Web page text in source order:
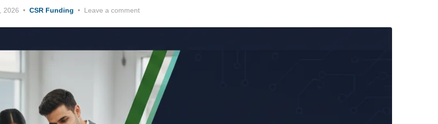
2026 CSR Funding Leave a comment